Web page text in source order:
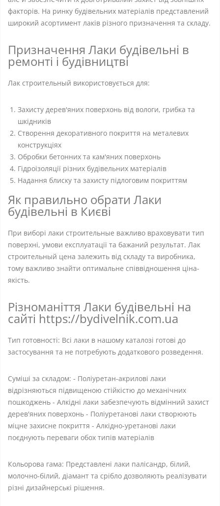
факторів. На ринку будівельних матеріалів представлений
широкий асортимент лаків різного призначення та складу.
Призначення Лаки будівельні в
ремонті і будівництві
Лак строительный використовується для:
Захисту дерев'яних поверхонь від вологи, грибка та
шкідників
Створення декоративного покриття на металевих
конструкціях
Обробки бетонних та кам'яних поверхонь
Гідроізоляції різних будівельних матеріалів
Надання блиску та захисту підлоговим покриттям
Як правильно обрати Лаки
будівельні в Києві
При виборі лаки строительные важливо враховувати тип
поверхні, умови експлуатації та бажаний результат. Лак
строительный цена залежить від складу та виробника,
тому важливо знайти оптимальне співвідношення ціна-
якість.
Різноманіття Лаки будівельні на
сайті https://bydivelnik.com.ua
Тип готовності: Всі лаки в нашому каталозі готові до
застосування та не потребують додаткового розведення.
Суміші за складом: - Поліуретан-акрилові лаки
відрізняються підвищеною стійкістю до механічних
пошкоджень - Алкідні лаки забезпечують відмінний захист
дерев'яних поверхонь - Поліуретанові лаки створюють
міцне захисне покриття - Алкідно-уретанові лаки
поєднують переваги обох типів матеріалів
Кольорова гама: Представлені лаки палісандр, білий,
молочно-білий, діамант та срібло дозволяють реалізувати
різні дизайнерські рішення.